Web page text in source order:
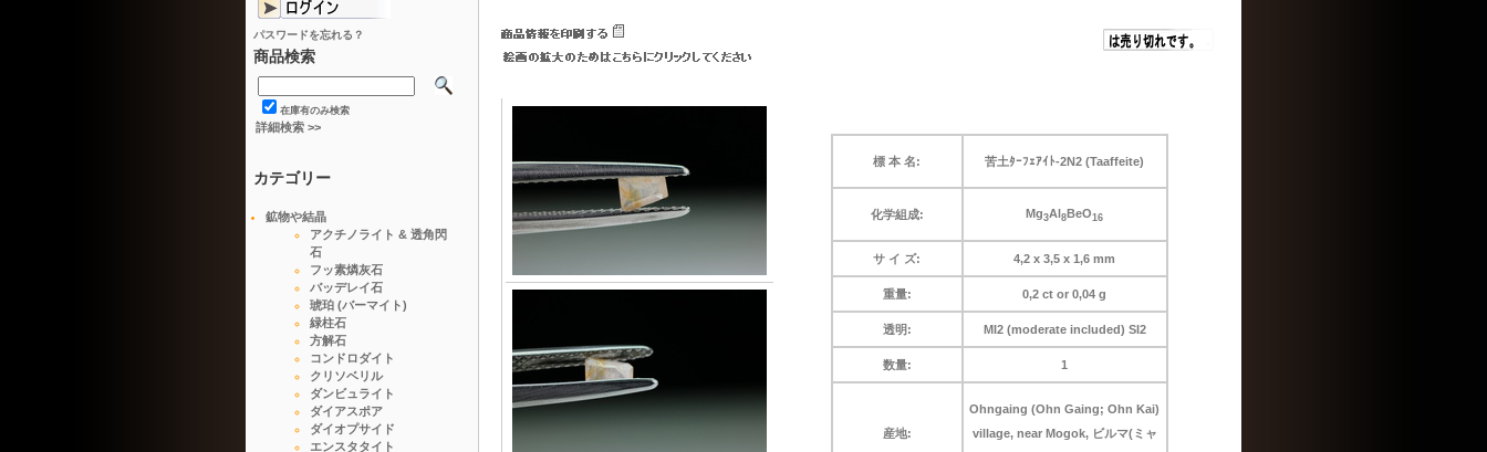
パスワードを忘れる？
商品検索
在庫有のみ検索
詳細検索 >>
カテゴリー
鉱物や結晶
アクチノライト & 透角閃
石
フッ素燐灰石
バッデレイ石
琥珀 (バーマイト)
緑柱石
方解石
コンドロダイト
クリソベリル
ダンビュライト
ダイアスポア
ダイオプサイド
エンスタタイト
標 本 名: 苦土ﾀｰﾌｪｱｲﾄ-2N2 (Taaffeite)
化学組成: Mg3Al8BeO16
サ イ ズ: 4,2 x 3,5 x 1,6 mm
重量: 0,2 ct or 0,04 g
透明: MI2 (moderate included) SI2
数量: 1
産地:
Ohngaing (Ohn Gaing; Ohn Kai)
village, near Mogok, ビルマ(ミャ